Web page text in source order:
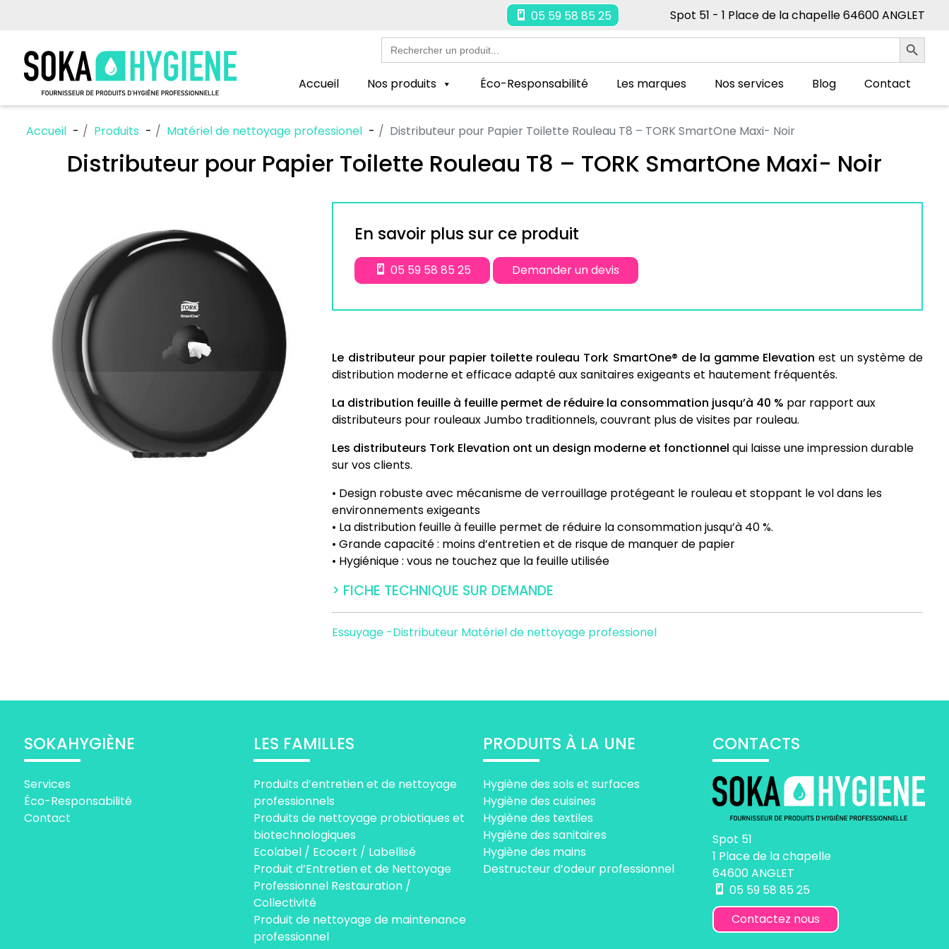
05 59 58 85 25
Spot 51 - 1 Place de la chapelle 64600 ANGLET
Search
for:
Search Button
Accueil Nos produits Éco-Responsabilité Les marques Nos services Blog Contact
Accueil Produits Matériel de nettoyage professionel Distributeur pour Papier Toilette Rouleau T8 – TORK SmartOne Maxi- Noir
Distributeur pour Papier Toilette Rouleau T8 – TORK SmartOne Maxi- Noir
En savoir plus sur ce produit
05 59 58 85 25 Demander un devis
Le distributeur pour papier toilette rouleau Tork SmartOne® de la gamme Elevation est un système de
distribution moderne et efficace adapté aux sanitaires exigeants et hautement fréquentés.
La distribution feuille à feuille permet de réduire la consommation jusqu’à 40 % par rapport aux
distributeurs pour rouleaux Jumbo traditionnels, couvrant plus de visites par rouleau.
Les distributeurs Tork Elevation ont un design moderne et fonctionnel qui laisse une impression durable
sur vos clients.
• Design robuste avec mécanisme de verrouillage protégeant le rouleau et stoppant le vol dans les
environnements exigeants
• La distribution feuille à feuille permet de réduire la consommation jusqu’à 40 %.
• Grande capacité : moins d’entretien et de risque de manquer de papier
• Hygiénique : vous ne touchez que la feuille utilisée
> FICHE TECHNIQUE SUR DEMANDE
Essuyage -Distributeur Matériel de nettoyage professionel
SOKAHYGIÈNE
Services
Éco-Responsabilité
Contact
LES FAMILLES
Produits d’entretien et de nettoyage
professionnels
Produits de nettoyage probiotiques et
biotechnologiques
Ecolabel / Ecocert / Labellisé
Produit d’Entretien et de Nettoyage
Professionnel Restauration /
Collectivité
Produit de nettoyage de maintenance
professionnel
PRODUITS À LA UNE
Hygiène des sols et surfaces
Hygiène des cuisines
Hygiène des textiles
Hygiène des sanitaires
Hygiène des mains
Destructeur d’odeur professionnel
CONTACTS
Spot 51
1 Place de la chapelle
64600 ANGLET
05 59 58 85 25
Contactez nous